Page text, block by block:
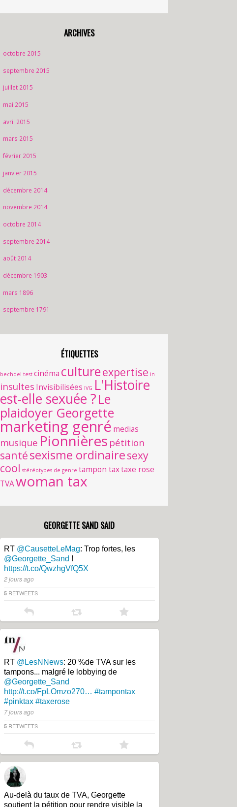
ARCHIVES
octobre 2015
septembre 2015
juillet 2015
mai 2015
avril 2015
mars 2015
février 2015
janvier 2015
décembre 2014
novembre 2014
octobre 2014
septembre 2014
août 2014
décembre 1903
mars 1896
septembre 1791
ÉTIQUETTES
bechdel test cinéma cultureexpertise in
insultes Invisibilisées IVG L'Histoire
est-elle sexuée ?Le
plaidoyer Georgette
marketing genré medias
musique Pionnières pétition
santésexisme ordinairesexy
cool stéréotypes de genre tampon taxtaxe rose
TVAwoman tax
GEORGETTE SAND SAID
RT @CausetteLeMag: Trop fortes, les
@Georgette_Sand !
https://t.co/QwzhgVfQ5X
2 jours ago
5RETWEETS
RT @LesNNews: 20 %de TVA sur les
tampons... malgré le lobbying de
@Georgette_Sand
http://t.co/FpLOmzo270… #tampontax
#pinktax #taxerose
7 jours ago
5RETWEETS
Au-delà du taux de TVA, Georgette
soutient la pétition pour rendre visible la